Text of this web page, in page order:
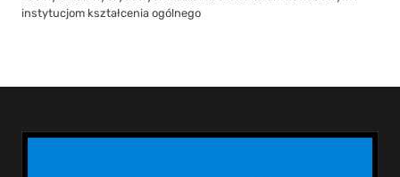
instytucjom kształcenia ogólnego